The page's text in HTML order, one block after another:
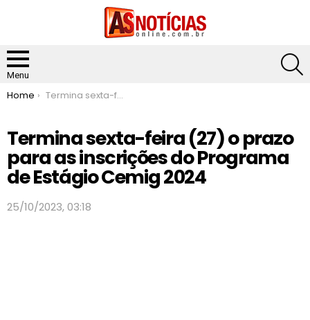
Menu
You are here:
Home Termina sexta-feira (27) o prazo para as inscrições do Programa de Estágio Cemig 2024
Termina sexta-feira (27) o prazo
para as inscrições do Programa
de Estágio Cemig 2024
25/10/2023, 03:18